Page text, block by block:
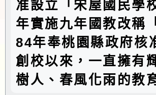
准設立「宋屋國民學
年實施九年國教改稱
84年奉桃園縣政府核
創校以來，一直擁有
樹人、春風化雨的教